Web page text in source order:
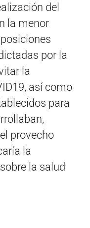
del
la menor
por la
la
así como
para
provecho
la
la salud